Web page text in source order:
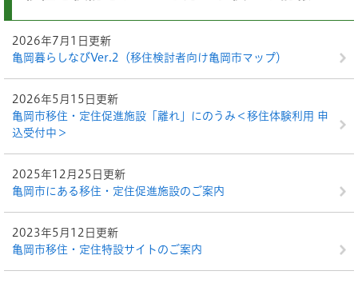
2026年7月1日更新
亀岡暮らしなびVer.2（移住検討者向け亀岡市マップ）
2026年5月15日更新
亀岡市移住・定住促進施設「離れ」にのうみ＜移住体験利用 申
込受付中＞
2025年12月25日更新
亀岡市にある移住・定住促進施設のご案内
2023年5月12日更新
亀岡市移住・定住特設サイトのご案内